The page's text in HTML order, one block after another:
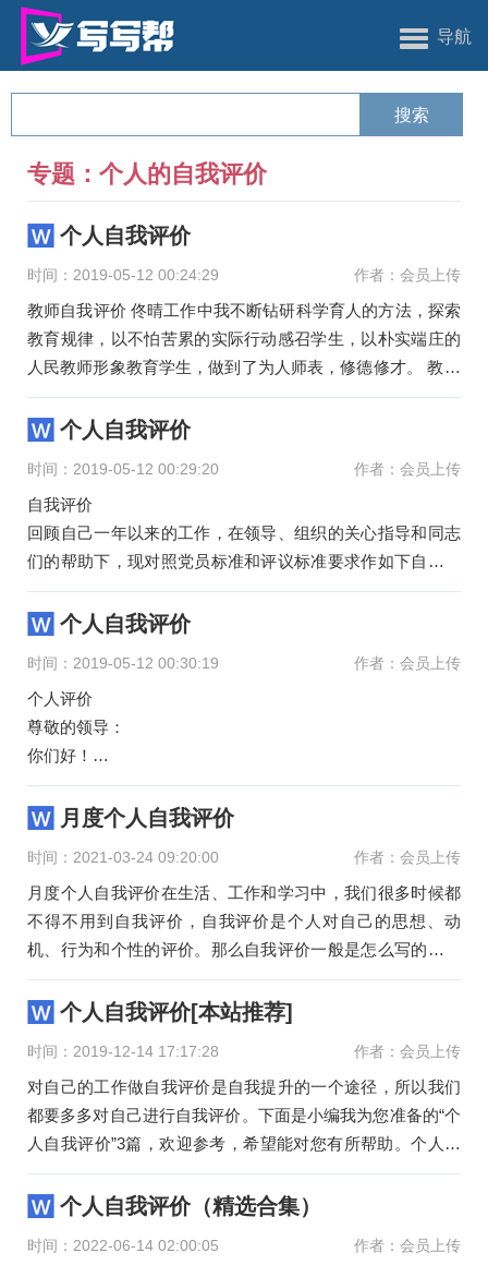
导航
专题：个人的自我评价
个人自我评价
时间：2019-05-12 00:24:29 作者：会员上传
教师自我评价 佟晴工作中我不断钻研科学育人的方法，探索
教育规律，以不怕苦累的实际行动感召学生，以朴实端庄的
人民教师形象教育学生，做到了为人师表，修德修才。 教育
工作中，我把
个人自我评价
时间：2019-05-12 00:29:20 作者：会员上传
自我评价
回顾自己一年以来的工作，在领导、组织的关心指导和同志
们的帮助下，现对照党员标准和评议标准要求作如下自我评
价：
在思想政治方面。我能够时刻牢记入党誓词的要求，认真
个人自我评价
时间：2019-05-12 00:30:19 作者：会员上传
个人评价
尊敬的领导：
你们好！
关键字：性格
我是一个乐观开朗，活泼好动，热情大方的人，很小很小的
儿的含义，但已然知晓父亲的童年
月度个人自我评价
时间：2021-03-24 09:20:00 作者：会员上传
月度个人自我评价在生活、工作和学习中，我们很多时候都
不得不用到自我评价，自我评价是个人对自己的思想、动
机、行为和个性的评价。那么自我评价一般是怎么写的呢。
下面是小编
个人自我评价[本站推荐]
时间：2019-12-14 17:17:28 作者：会员上传
对自己的工作做自我评价是自我提升的一个途径，所以我们
都要多多对自己进行自我评价。下面是小编我为您准备的“个
人自我评价”3篇，欢迎参考，希望能对您有所帮助。个人自
我评价
个人自我评价（精选合集）
时间：2022-06-14 02:00:05 作者：会员上传